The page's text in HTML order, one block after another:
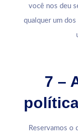
você nos deu
qualquer um
7 –
Reservamos o